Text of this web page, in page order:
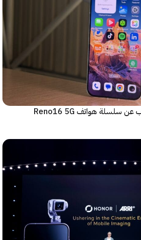
شركة Oppo تكشف النقاب عن سلسلة هواتف Reno16 5G